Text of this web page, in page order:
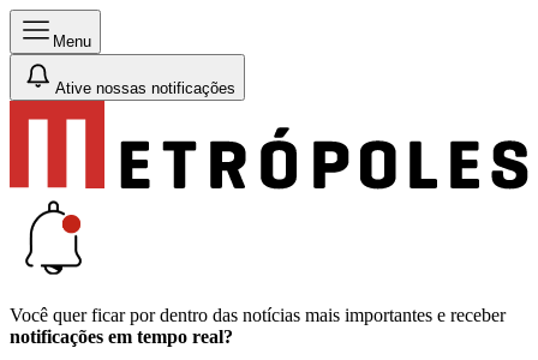
Menu
Ative nossas notificações
Você quer ficar por dentro das notícias mais importantes e receber
notificações em tempo real?